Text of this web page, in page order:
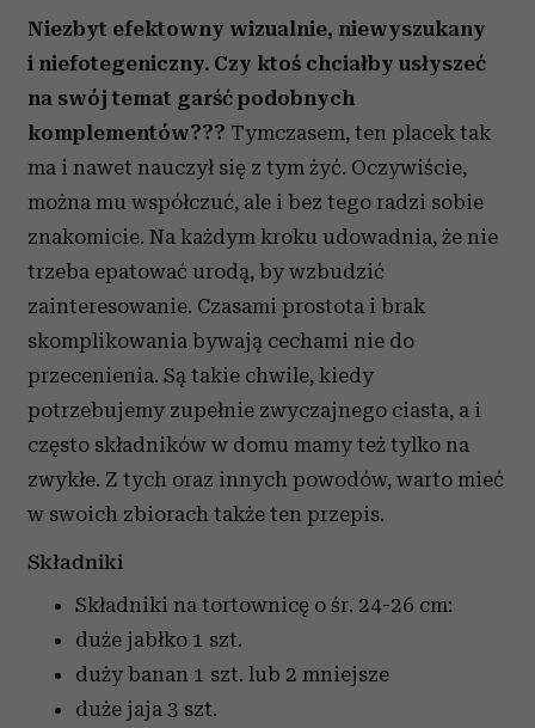
Niezbyt efektowny wizualnie, niewyszukany
i niefotegeniczny. Czy ktoś chciałby usłyszeć
na swój temat garść podobnych
komplementów??? Tymczasem, ten placek tak
ma i nawet nauczył się z tym żyć. Oczywiście,
można mu współczuć, ale i bez tego radzi sobie
znakomicie. Na każdym kroku udowadnia, że nie
trzeba epatować urodą, by wzbudzić
zainteresowanie. Czasami prostota i brak
skomplikowania bywają cechami nie do
przecenienia. Są takie chwile, kiedy
potrzebujemy zupełnie zwyczajnego ciasta, a i
często składników w domu mamy też tylko na
zwykłe. Z tych oraz innych powodów, warto mieć
w swoich zbiorach także ten przepis.
Składniki
Składniki na tortownicę o śr. 24-26 cm:
duże jabłko 1 szt.
duży banan 1 szt. lub 2 mniejsze
duże jaja 3 szt.